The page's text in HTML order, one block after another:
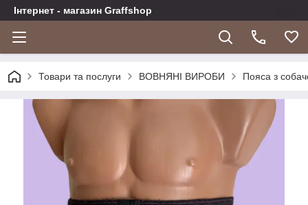
Інтернет - магазин Graffshop
Товари та послуги ВОВНЯНІ ВИРОБИ Пояса з